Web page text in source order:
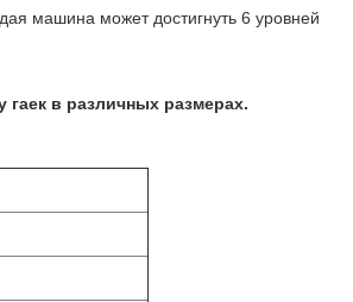
машина может достигнуть 6 уровней
в различных размерах.